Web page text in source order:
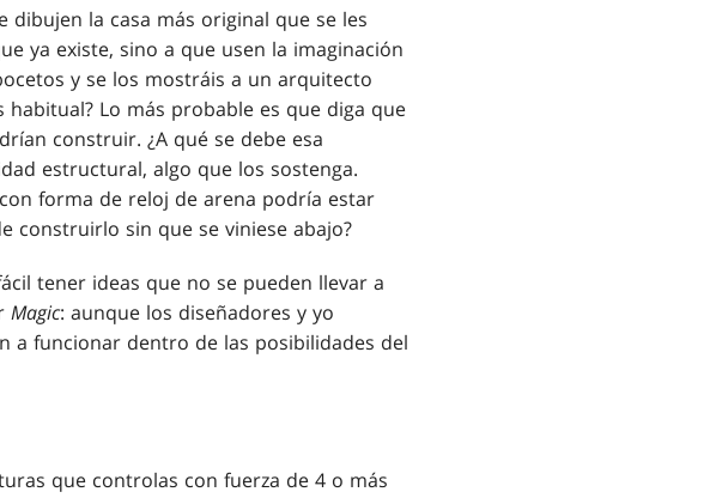
dibujen la casa más original que se les
ya existe, sino a que usen la imaginación
y se los mostráis a un arquitecto
Lo más probable es que diga que
construir. ¿A qué se debe esa
estructural, algo que los sostenga.
forma de reloj de arena podría estar
construirlo sin que se viniese abajo?
tener ideas que no se pueden llevar a
Magic: aunque los diseñadores y yo
a funcionar dentro de las posibilidades del
que controlas con fuerza de 4 o más